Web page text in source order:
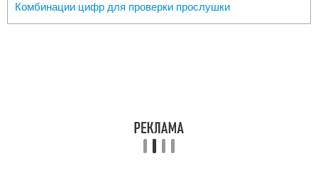
Комбинации цифр для проверки прослушки